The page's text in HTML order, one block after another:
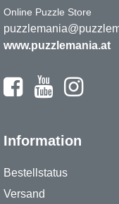
Online Puzzle Store
www.puzzlemania.at
Information
Bestellstatus
Versand